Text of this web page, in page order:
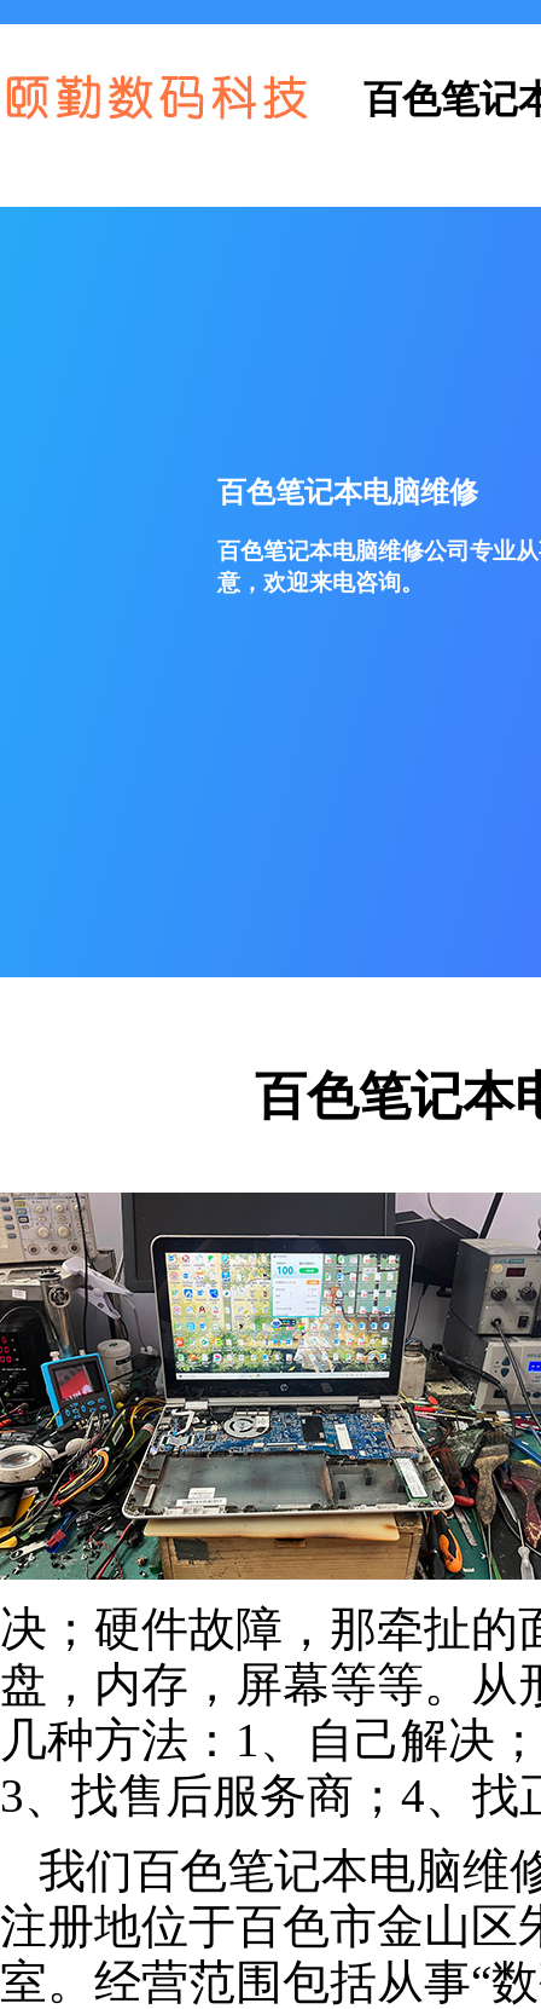
百色笔记
百色笔记本电脑维修
百色笔记本电脑维修公司专业
意，欢迎来电咨询。
百色笔记本
决；硬件故障，那牵扯的
盘，内存，屏幕等等。从
几种方法：1、自己解决
3、找售后服务商；4、找
我们百色笔记本电脑维
注册地位于百色市金山区
室。经营范围包括从事“